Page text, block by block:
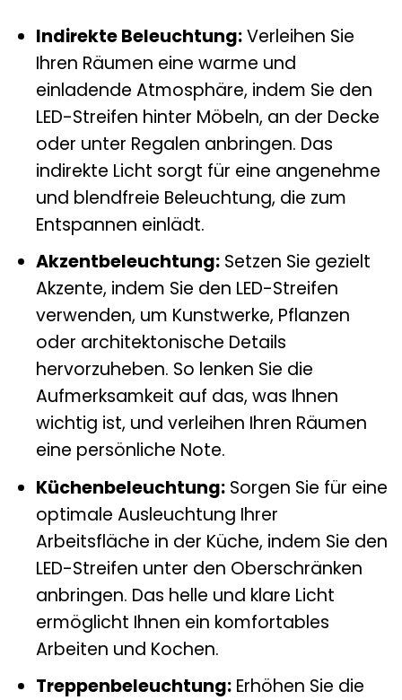
Indirekte Beleuchtung:Verleihen Sie
Ihren Räumen eine warme und
einladende Atmosphäre, indem Sie den
LED-Streifen hinter Möbeln, an der Decke
oder unter Regalen anbringen. Das
indirekte Licht sorgt für eine angenehme
und blendfreie Beleuchtung, die zum
Entspannen einlädt.
Akzentbeleuchtung:Setzen Sie gezielt
Akzente, indem Sie den LED-Streifen
verwenden, um Kunstwerke, Pflanzen
oder architektonische Details
hervorzuheben. So lenken Sie die
Aufmerksamkeit auf das, was Ihnen
wichtig ist, und verleihen Ihren Räumen
eine persönliche Note.
Küchenbeleuchtung:Sorgen Sie für eine
optimale Ausleuchtung Ihrer
Arbeitsfläche in der Küche, indem Sie den
LED-Streifen unter den Oberschränken
anbringen. Das helle und klare Licht
ermöglicht Ihnen ein komfortables
Arbeiten und Kochen.
Treppenbeleuchtung:Erhöhen Sie die